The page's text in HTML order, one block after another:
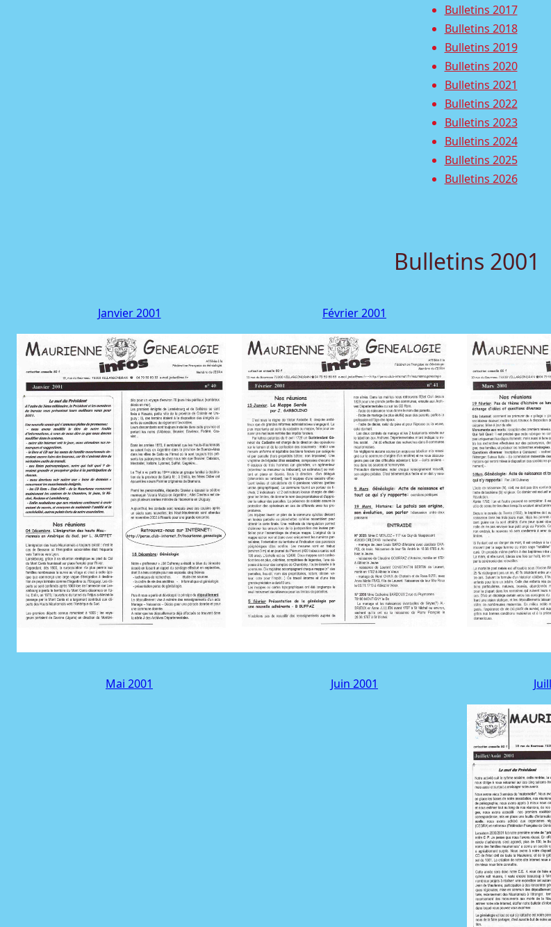
Bulletins 2017
Bulletins 2018
Bulletins 2019
Bulletins 2020
Bulletins 2021
Bulletins 2022
Bulletins 2023
Bulletins 2024
Bulletins 2025
Bulletins 2026
Bulletins 2001
Janvier 2001 Février 2001
Mai 2001 Juin 2001